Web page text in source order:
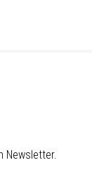
Newsletter.